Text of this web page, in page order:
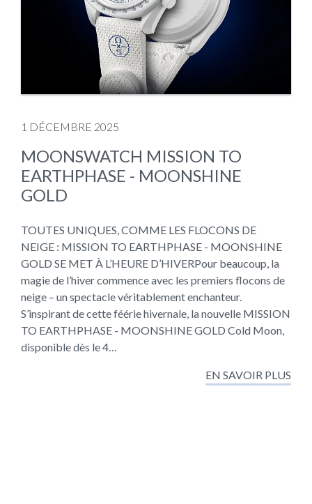
1 DÉCEMBRE 2025
MOONSWATCH MISSION TO
EARTHPHASE - MOONSHINE
GOLD
TOUTES UNIQUES, COMME LES FLOCONS DE
NEIGE : MISSION TO EARTHPHASE - MOONSHINE
GOLD SE MET À L’HEURE D’HIVERPour beaucoup, la
magie de l’hiver commence avec les premiers flocons de
neige – un spectacle véritablement enchanteur.
S’inspirant de cette féérie hivernale, la nouvelle MISSION
TO EARTHPHASE - MOONSHINE GOLD Cold Moon,
disponible dès le 4…
EN SAVOIR PLUS